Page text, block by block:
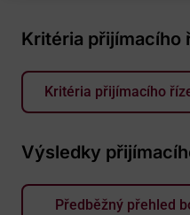
Kritéria přijímacího
Kritéria přijímacího
Výsledky
Předběžný přehled